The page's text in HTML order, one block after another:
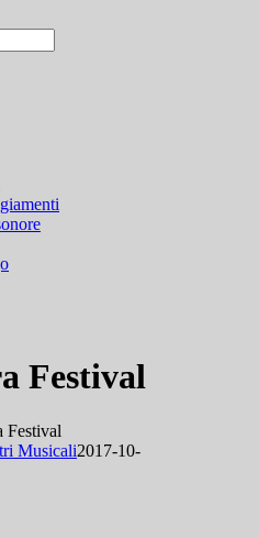
Festival
Festival
Musicali2017-10-